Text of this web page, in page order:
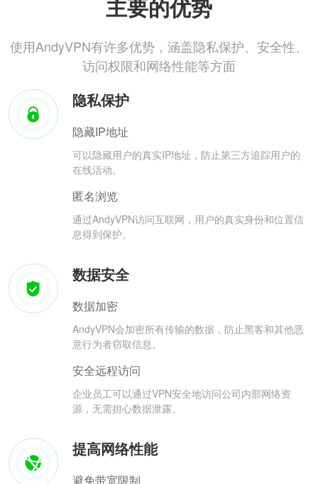
主要的优势
使用AndyVPN有许多优势，涵盖隐私保护、安全性、
访问权限和网络性能等方面
隐私保护
隐藏IP地址
可以隐藏用户的真实IP地址，防止第三方追踪用户的
在线活动。
匿名浏览
通过AndyVPN访问互联网，用户的真实身份和位置信
息得到保护。
数据安全
数据加密
AndyVPN会加密所有传输的数据，防止黑客和其他恶
意行为者窃取信息。
安全远程访问
企业员工可以通过VPN安全地访问公司内部网络资
源，无需担心数据泄露。
提高网络性能
避免带宽限制